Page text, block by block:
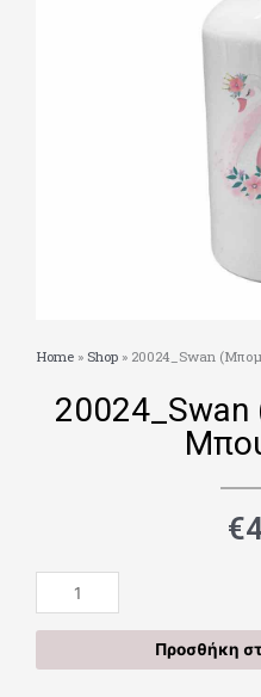
Home » Shop » 20024_Swan
€
20024_Swan
(Μπομπονιέρα
Μπουκάλι)
Προσθήκη